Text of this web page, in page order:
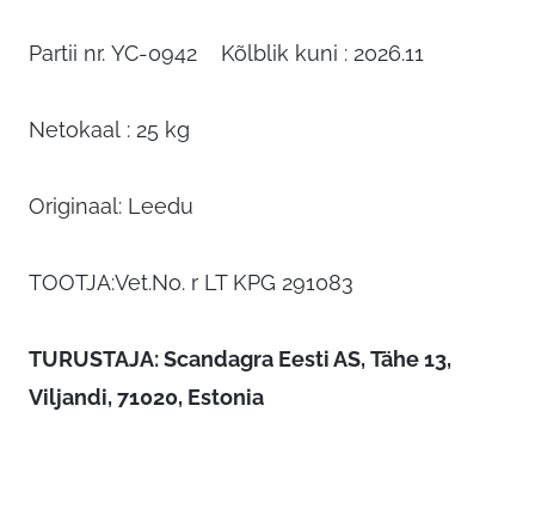
Partii nr. YC-0942 Kõlblik kuni : 2026.11
Netokaal : 25 kg
Originaal: Leedu
TOOTJA:Vet.No. r LT KPG 291083
TURUSTAJA:Scandagra Eesti AS, Tähe 13,
Viljandi, 71020, Estonia